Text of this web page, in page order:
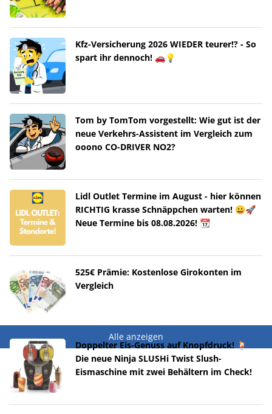
Kfz-Versicherung 2026 WIEDER teurer!? - So
spart ihr dennoch! 🚗💡
Tom by TomTom vorgestellt: Wie gut ist der
neue Verkehrs-Assistent im Vergleich zum
ooono CO-DRIVER NO2?
Lidl Outlet Termine im August - hier können
RICHTIG krasse Schnäppchen warten! 😀🚀
Neue Termine bis 08.08.2026! 📆
525€ Prämie: Kostenlose Girokonten im
Vergleich
Alle anzeigen
Doppelter Eis-Genuss auf Knopfdruck! 🍹
Die neue Ninja SLUSHi Twist Slush-
Eismaschine mit zwei Behältern im Check!